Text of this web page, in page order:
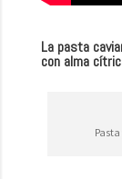
La pasta
con alma